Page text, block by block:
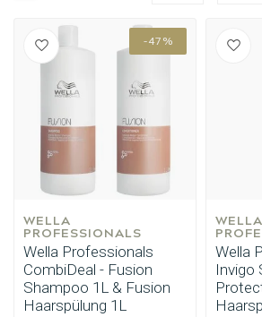
-47%
WELLA
PROFESSIONALS
Wella Professionals
CombiDeal - Fusion
Shampoo 1L & Fusion
Haarspülung 1L
WELLA
Wella
Invigo